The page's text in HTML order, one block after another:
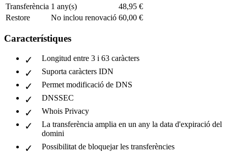
Transferència 1 any(s)
48,95 €
Restore
No inclou renovació 60,00 €
Característiques
Longitud entre 3 i 63 caràcters
Suporta caràcters IDN
Permet modificació de DNS
DNSSEC
Whois Privacy
La transferència amplia en un any la data d'expiració del
domini
Possibilitat de bloquejar les transferències